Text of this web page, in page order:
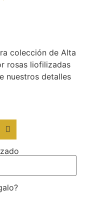
colección de Alta
rosas liofilizadas
nuestros detalles